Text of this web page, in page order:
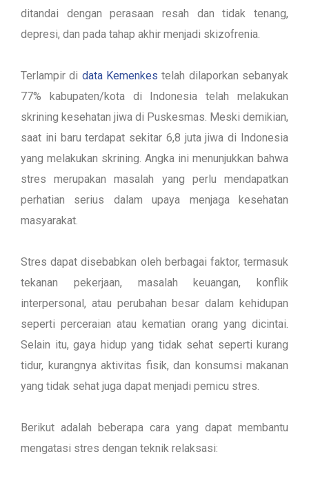
ditandai dengan perasaan resah dan tidak tenang,
depresi, dan pada tahap akhir menjadi skizofrenia.
Terlampir di data Kemenkes telah dilaporkan sebanyak
77% kabupaten/kota di Indonesia telah melakukan
skrining kesehatan jiwa di Puskesmas. Meski demikian,
saat ini baru terdapat sekitar 6,8 juta jiwa di Indonesia
yang melakukan skrining. Angka ini menunjukkan bahwa
stres merupakan masalah yang perlu mendapatkan
perhatian serius dalam upaya menjaga kesehatan
masyarakat.
Stres dapat disebabkan oleh berbagai faktor, termasuk
tekanan pekerjaan, masalah keuangan, konflik
interpersonal, atau perubahan besar dalam kehidupan
seperti perceraian atau kematian orang yang dicintai.
Selain itu, gaya hidup yang tidak sehat seperti kurang
tidur, kurangnya aktivitas fisik, dan konsumsi makanan
yang tidak sehat juga dapat menjadi pemicu stres.
Berikut adalah beberapa cara yang dapat membantu
mengatasi stres dengan teknik relaksasi: